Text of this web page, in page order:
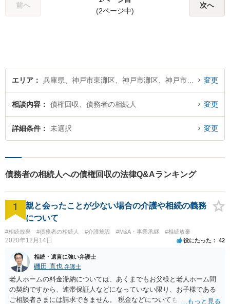
までワンストップで対応【オ
前へ
(2ページ中)
次へ
エリア 変更
相談内容 債権回収、債務者の相続人 変更
詳細条件 未選択 変更
債務者の相続人への債権回収の法律Q&Aランキング
1
親と会ったことが少ない場合の介護や相続の義務
について
#相続放棄 #債務者の相続人 #介護施設 #M&A・事業承継 #相続放棄
2020年12月14日 役にたった 42
相続・遺言に強い弁護士
磯田 直也 弁護士
老人ホームの料金滞納については、あくまでもお父様と老人ホーム間
の契約ですから、連帯保証人などになっていない限り、お子様である
ご相談者さまには請求できません。 税金などについても滞納している